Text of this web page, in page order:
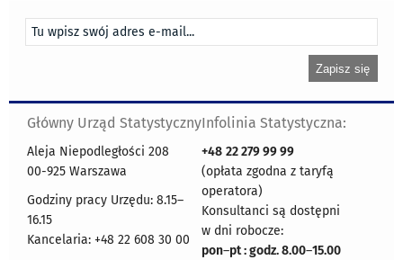
Główny Urząd Statystyczny
Aleja Niepodległości 208
00-925 Warszawa
Godziny pracy Urzędu: 8.15–
16.15
Kancelaria: +48 22 608 30 00
Infolinia Statystyczna:
+48 22 279 99 99
(opłata zgodna z taryfą
operatora)
Konsultanci są dostępni
w dni robocze:
pon–pt : godz. 8.00–15.00